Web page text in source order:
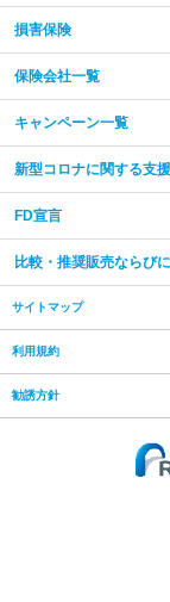
損害保険
保険会社一覧
キャンペーン一覧
新型コロナに関する支
FD宣言
比較・推奨販売ならび
サイトマップ
利用規約
勧誘方針